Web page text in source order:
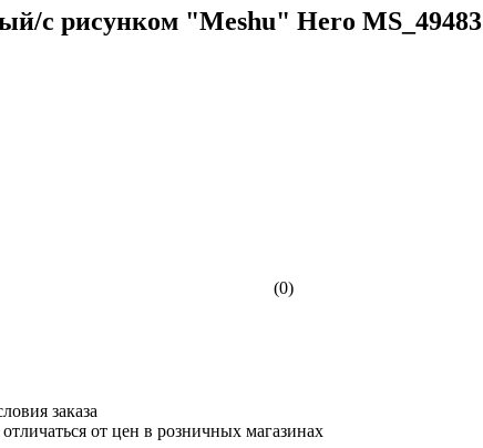
с рисунком "Meshu" Hero MS_49483
(0)
заказа
от цен в розничных магазинах